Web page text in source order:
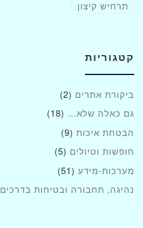
תרחיש קיצון
קטגוריות
ביקורת אתרים (2)
גם כאלה שלא… (18)
הבטחת איכות (9)
חופשות וטיולים (5)
מערכות-מידע (51)
נהיגה, תחבורה ובטיחות בדרכים